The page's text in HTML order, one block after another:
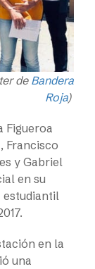
de Bandera
Roja)
Figueroa
Francisco
y Gabriel
en su
estudiantil
en la
una